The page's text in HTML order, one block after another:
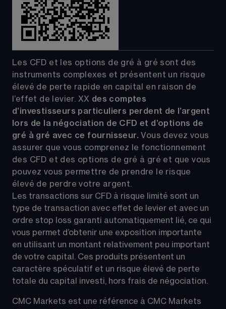
Les CFD et les options de gré à gré sont des
instruments complexes et présentent un risque
élevé de perte rapide en capital en raison de
l’effet de levier. XX des comptes
d’investisseurs particuliers perdent de l’argent
lors de la négociation de CFD et d’options de
gré à gré avec ce fournisseur. Vous devez vous
assurer que vous comprenez le fonctionnement
des CFD et des options de gré à gré et que vous
pouvez vous permettre de prendre le risque
élevé de perdre votre argent.
Les transactions sur CFD à risque limité sont un
type de transaction avec effet de levier et avec un
ordre stop loss garanti automatiquement lié, ce qui
vous permet d’obtenir une exposition importante
en utilisant un montant relativement peu important
de votre capital. Ces produits présentent un
caractère spéculatif et un risque élevé de perte
totale du capital investi, hors frais de négociation.
CMC Markets est une référence à CMC Markets